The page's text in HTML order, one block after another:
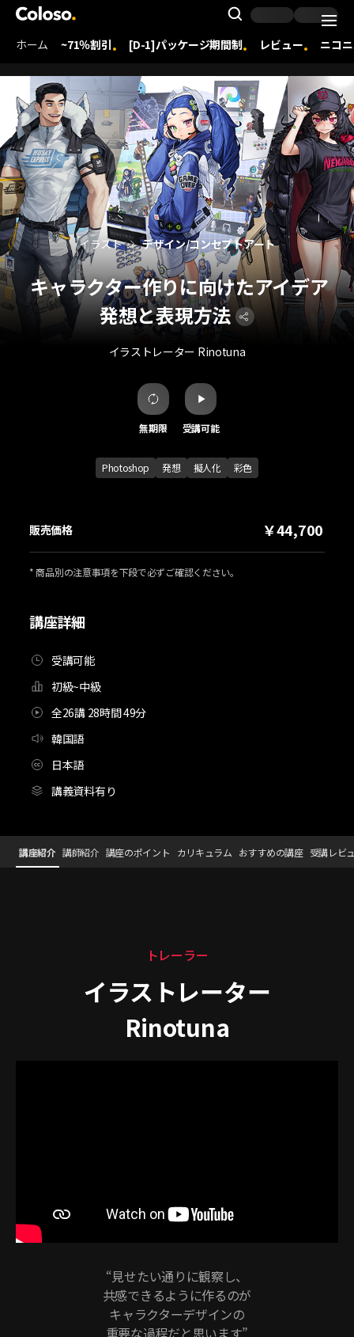
Coloso. | コロソ.
Search
Coloso Menu
ホーム ~71％割引 [D-1]パッケージ期間制 レビュー ニコ
キャラクター作りに向けたアイデア
発想と表現方法
イラストレーター Rinotuna
イラスト デザイン/コンセプトアート
無期限 受講可能
Photoshop 発想 擬人化 彩色
講座詳細
受講可能
初級~中級
全26講 28時間 49分
韓国語
日本語
講義資料有り
販売価格 ￥44,700
* 商品別の注意事項を下段で必ずご確認ください。
イラストレーター,Rinotuna_리노참치Details
Configuration Information Shortcuts
講座紹介 講師紹介 講座のポイント カリキュラム おすすめの講座 受講レビ
トレーラー
イラストレーター
Rinotuna
“見せたい通りに観察し、
共感できるように作るのが
キャラクターデザインの
重要な過程だと思います”